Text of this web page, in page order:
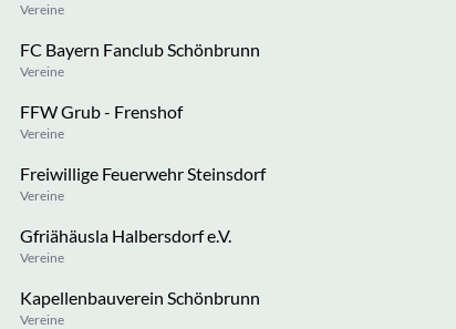
Vereine
FC Bayern Fanclub Schönbrunn
Vereine
FFW Grub - Frenshof
Vereine
Freiwillige Feuerwehr Steinsdorf
Vereine
Gfriähäusla Halbersdorf e.V.
Vereine
Kapellenbauverein Schönbrunn
Vereine